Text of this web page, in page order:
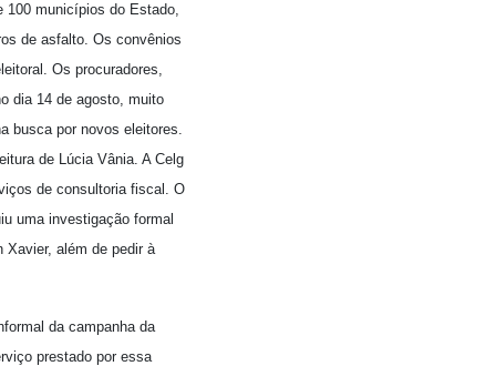
100 municípios do Estado,
de asfalto. Os convênios
Os procuradores,
dia 14 de agosto, muito
busca por novos eleitores.
de Lúcia Vânia. A Celg
de consultoria fiscal. O
uma investigação formal
Xavier, além de pedir à
da campanha da
prestado por essa